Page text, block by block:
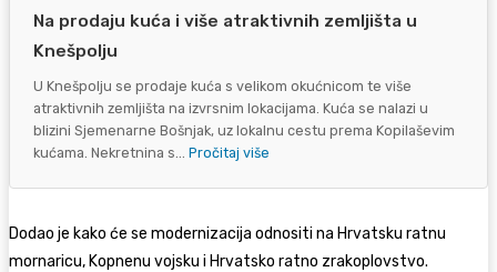
Na prodaju kuća i više atraktivnih zemljišta u
Knešpolju
U Knešpolju se prodaje kuća s velikom okućnicom te više
atraktivnih zemljišta na izvrsnim lokacijama. Kuća se nalazi u
blizini Sjemenarne Bošnjak, uz lokalnu cestu prema Kopilaševim
kućama. Nekretnina s... Pročitaj više
Dodao je kako će se modernizacija odnositi na Hrvatsku ratnu
mornaricu, Kopnenu vojsku i Hrvatsko ratno zrakoplovstvo.